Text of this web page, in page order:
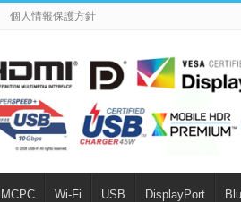
個人情報保護方針
MCPC Wi-Fi USB DisplayPort